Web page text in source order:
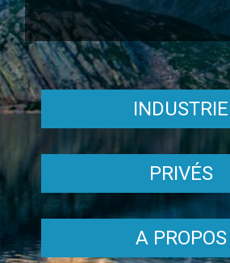
INDUSTRIE
PRIVÉS
A PROPOS